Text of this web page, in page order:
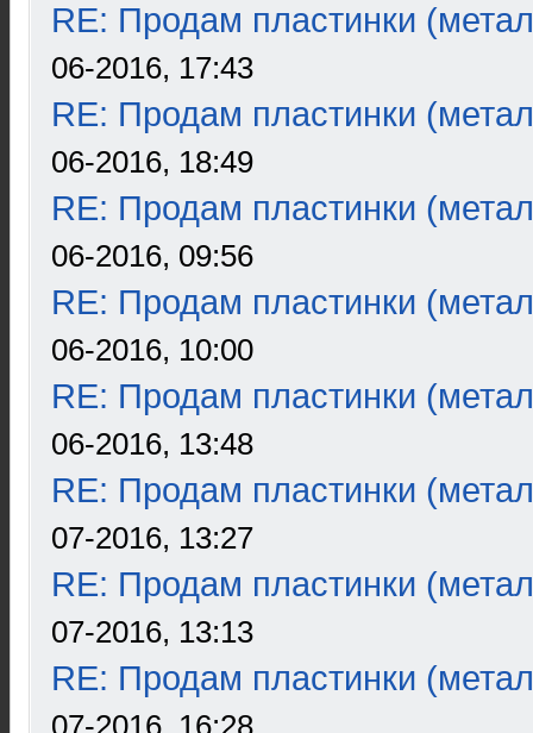
RE: Продам пластинки
06-2016, 17:43
RE: Продам пластинки
06-2016, 18:49
RE: Продам пластинки
06-2016, 09:56
RE: Продам пластинки
06-2016, 10:00
RE: Продам пластинки
06-2016, 13:48
RE: Продам пластинки
07-2016, 13:27
RE: Продам пластинки
07-2016, 13:13
RE: Продам пластинки
07-2016, 16:28